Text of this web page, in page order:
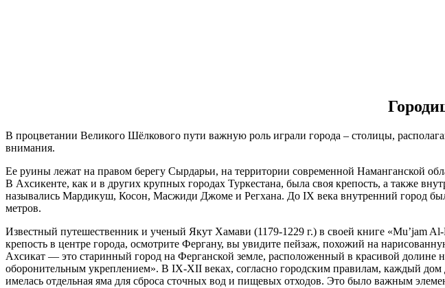
В процветании Великого Шёлкового пути важную роль играли города – столицы,
внимания.
Ее руины лежат на правом берегу Сырдарьи, на территории современной Наманганской
В Ахсикенте, как и в других крупных городах Туркестана, была своя крепость, а также
назывались Мардикуш, Косон, Масжиди Джоме и Регхана. До IX века внутренний город
метров.
Известный путешественник и ученый Якут Хамави (1179-1229 г.) в своей книге «Mu’jam
крепость в центре города, осмотрите Фергану, вы увидите пейзаж, похожий на
Ахсикат — это старинный город на Ферганской земле, расположенный в красивой
оборонительным укреплением». В IX-XII веках, согласно городским правилам, каждый
имелась отдельная яма для сброса сточных вод и пищевых отходов. Это было важным